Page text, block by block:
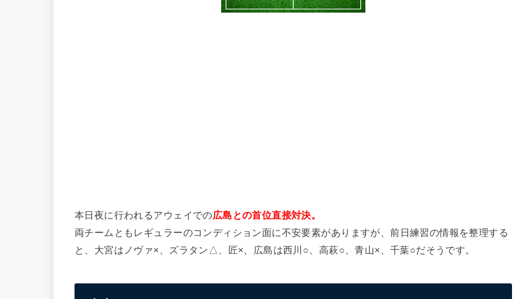
本日夜に行われるアウェイでの広島との首位直接対決。
両チームともレギュラーのコンディション面に不安要素がありますが、前日練習の情報を整理する
と、大宮はノヴァ×、ズラタン△、匠×、広島は西川○、高萩○、青山×、千葉○だそうです。